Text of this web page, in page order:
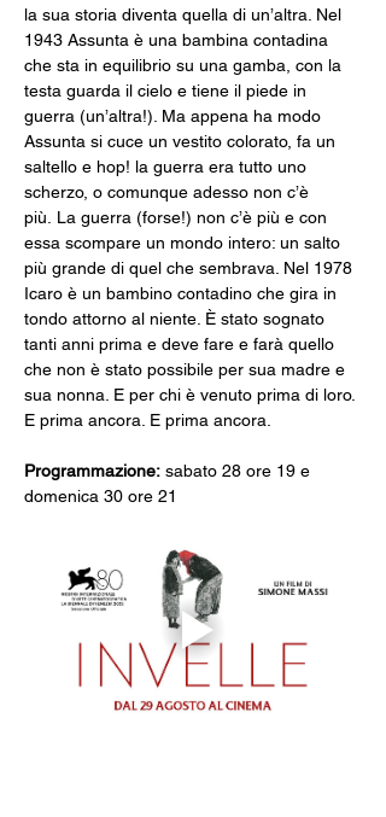
la sua storia diventa quella di un’altra. Nel
1943 Assunta è una bambina contadina
che sta in equilibrio su una gamba, con la
testa guarda il cielo e tiene il piede in
guerra (un’altra!). Ma appena ha modo
Assunta si cuce un vestito colorato, fa un
saltello e hop! la guerra era tutto uno
scherzo, o comunque adesso non c’è
più. La guerra (forse!) non c’è più e con
essa scompare un mondo intero: un salto
più grande di quel che sembrava. Nel 1978
Icaro è un bambino contadino che gira in
tondo attorno al niente. È stato sognato
tanti anni prima e deve fare e farà quello
che non è stato possibile per sua madre e
sua nonna. E per chi è venuto prima di loro.
E prima ancora. E prima ancora.
Programmazione: sabato 28 ore 19 e
domenica 30 ore 21